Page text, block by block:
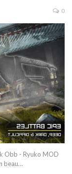
0
Obb - Ryuko MOD
beau…